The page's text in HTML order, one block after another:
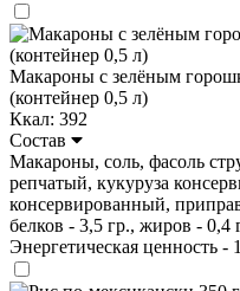
Макароны с зелёным
(контейнер 0,5 л)
Ккал: 392
Состав
Макароны, соль, фасоль
репчатый, кукуруза
консервированный,
белков - 3,5 гр., жиров - 0,4
Энергетическая ценность -